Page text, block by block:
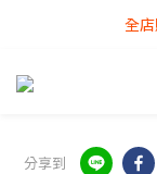
全
全
『銀行
分享到